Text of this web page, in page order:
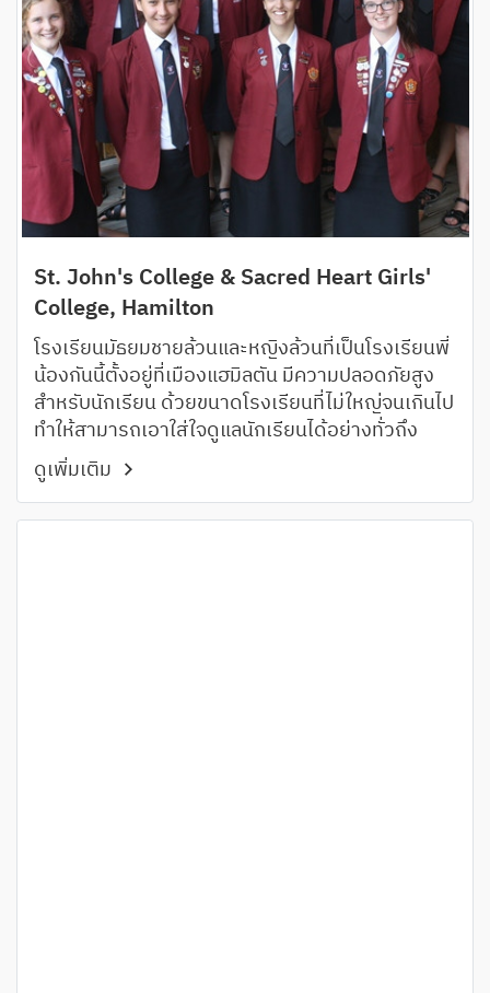
St. John's College & Sacred Heart Girls'
College, Hamilton
โรงเรียนมัธยมชายล้วนและหญิงล้วนที่เป็นโรงเรียนพี่
น้องกันนี้ตั้งอยู่ที่เมืองแฮมิลตัน มีความปลอดภัยสูง
สำหรับนักเรียน ด้วยขนาดโรงเรียนที่ไม่ใหญ่จนเกินไป
ทำให้สามารถเอาใส่ใจดูแลนักเรียนได้อย่างทั่วถึง
ดูเพิ่มเติม